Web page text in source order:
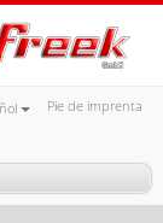
Pie de imprenta